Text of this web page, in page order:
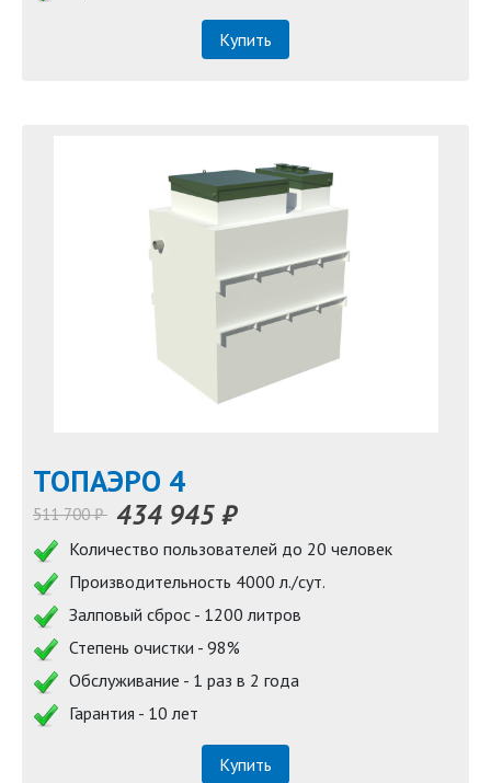
Купить
TOПАЭРО 4
511 700 ₽ 434 945 ₽
Количество пользователей до 20 человек
Производительность 4000 л./сут.
Залповый сброс - 1200 литров
Степень очистки - 98%
Обслуживание - 1 раз в 2 года
Гарантия - 10 лет
Купить